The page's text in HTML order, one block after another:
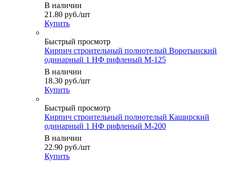
В наличии
21.80 руб./шт
Купить
Быстрый просмотр
Кирпич строительный полнотелый Воротынский
одинарный 1 НФ рифленый М-125
В наличии
18.30 руб./шт
Купить
Быстрый просмотр
Кирпич строительный полнотелый Каширский
одинарный 1 НФ рифленый М-200
В наличии
22.90 руб./шт
Купить